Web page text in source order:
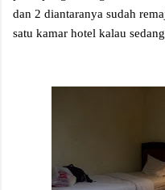
dan 2 diantaranya sudah
satu kamar hotel kalau